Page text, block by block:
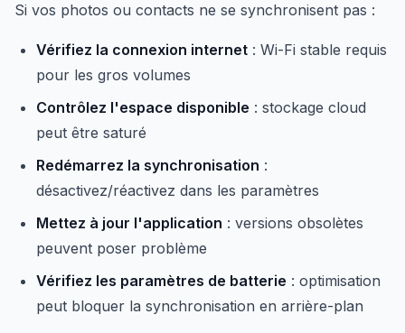
Si vos photos ou contacts ne se synchronisent pas :
Vérifiez la connexion internet : Wi-Fi stable requis
pour les gros volumes
Contrôlez l'espace disponible : stockage cloud
peut être saturé
Redémarrez la synchronisation :
désactivez/réactivez dans les paramètres
Mettez à jour l'application : versions obsolètes
peuvent poser problème
Vérifiez les paramètres de batterie : optimisation
peut bloquer la synchronisation en arrière-plan